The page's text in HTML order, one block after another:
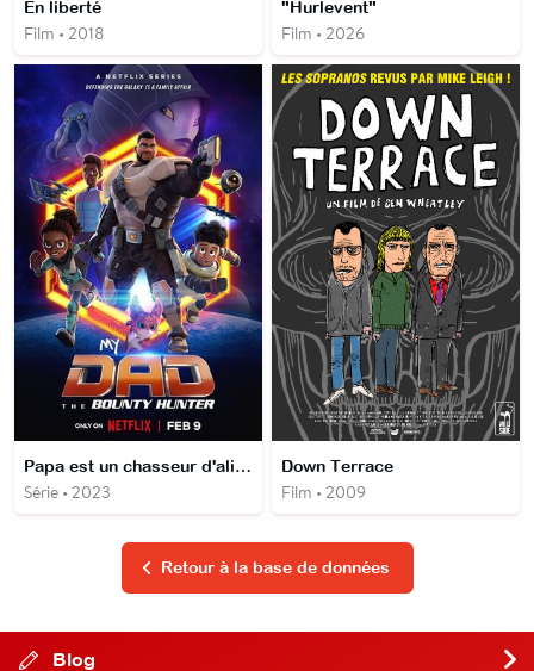
En liberté
Film • 2018
"Hurlevent"
Film • 2026
Papa est un chasseur d'aliens
Série • 2023
Down Terrace
Film • 2009
Retour à la base de données
Blog